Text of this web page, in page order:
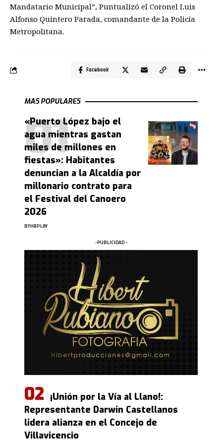
Mandatario Municipal”, Puntualizó el Coronel Luis
Alfonso Quintero Parada, comandante de la Policía
Metropolitana.
Facebook
MAS POPULARES
«Puerto López bajo el
agua mientras gastan
miles de millones en
fiestas»: Habitantes
denuncian a la Alcaldía por
millonario contrato para
el Festival del Canoero
2026
BYHBPLAY
-PUBLICIDAD -
¡Unión por la Vía al Llano!:
Representante Darwin Castellanos
lidera alianza en el Concejo de
Villavicencio